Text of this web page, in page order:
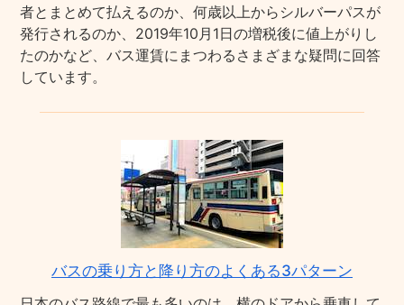
者とまとめて払えるのか、何歳以上からシルバーパスが
発行されるのか、2019年10月1日の増税後に値上がりし
たのかなど、バス運賃にまつわるさまざまな疑問に回答
しています。
バスの乗り方と降り方のよくある3パターン